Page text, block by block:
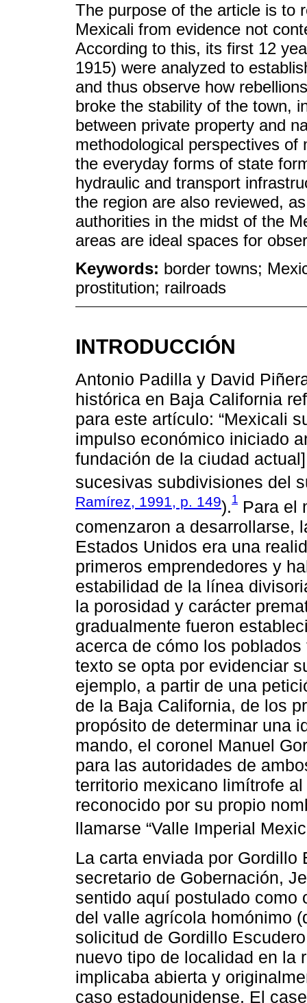
The purpose of the article is to
Mexicali from evidence not
According to this, its first 12
1915) were analyzed to
and thus observe how
broke the stability of the town,
between private property and
methodological perspectives of
the everyday forms of state
hydraulic and transport
the region are also reviewed,
authorities in the midst of the
areas are ideal spaces for
Keywords: border towns;
prostitution; railroads
INTRODUCCIÓN
Antonio Padilla y David
histórica en Baja California
para este artículo: “Mexicali
impulso económico iniciado
fundación de la ciudad
sucesivas subdivisiones del
Ramírez, 1991, p. 149).1 Para el
comenzaron a desarrollarse,
Estados Unidos era una
primeros emprendedores y
estabilidad de la línea
la porosidad y carácter
gradualmente fueron
acerca de cómo los
texto se opta por evidenciar
ejemplo, a partir de una
de la Baja California, de los
propósito de determinar una
mando, el coronel Manuel
para las autoridades de
territorio mexicano limítrofe
reconocido por su propio
llamarse “Valle Imperial
La carta enviada por
secretario de Gobernación,
sentido aquí postulado como
del valle agrícola homónimo
solicitud de Gordillo
nuevo tipo de localidad en la
implicaba abierta y
caso estadounidense. El